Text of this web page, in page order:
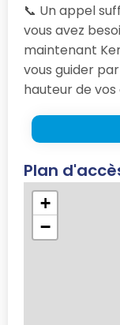
📞 Un appel
vous avez
maintenant
vous guider
hauteur de
Plan
+
−